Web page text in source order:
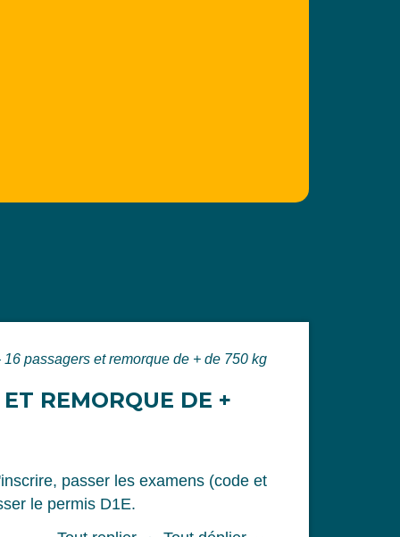
passagers et remorque de + de 750 kg
REMORQUE DE +
passer les examens (code et
le permis D1E.